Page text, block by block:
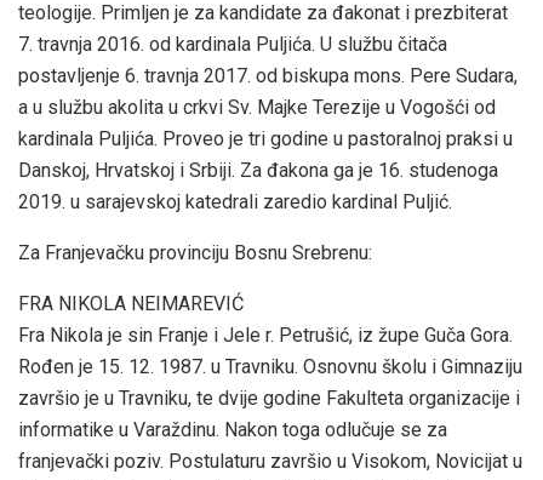
teologije. Primljen je za kandidate za đakonat i prezbiterat
7. travnja 2016. od kardinala Puljića. U službu čitača
postavljenje 6. travnja 2017. od biskupa mons. Pere Sudara,
a u službu akolita u crkvi Sv. Majke Terezije u Vogošći od
kardinala Puljića. Proveo je tri godine u pastoralnoj praksi u
Danskoj, Hrvatskoj i Srbiji. Za đakona ga je 16. studenoga
2019. u sarajevskoj katedrali zaredio kardinal Puljić.
Za Franjevačku provinciju Bosnu Srebrenu:
FRA NIKOLA NEIMAREVIĆ
Fra Nikola je sin Franje i Jele r. Petrušić, iz župe Guča Gora.
Rođen je 15. 12. 1987. u Travniku. Osnovnu školu i Gimnaziju
završio je u Travniku, te dvije godine Fakulteta organizacije i
informatike u Varaždinu. Nakon toga odlučuje se za
franjevački poziv. Postulaturu završio u Visokom, Novicijat u